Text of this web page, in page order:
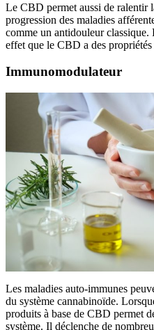
Le CBD permet aussi de ralentir
progression des maladies
comme un antidouleur classique.
effet que le CBD a des
Immunomodulateur
Les maladies auto-immunes
du système cannabinoïde.
produits à base de CBD permet
système. Il déclenche de